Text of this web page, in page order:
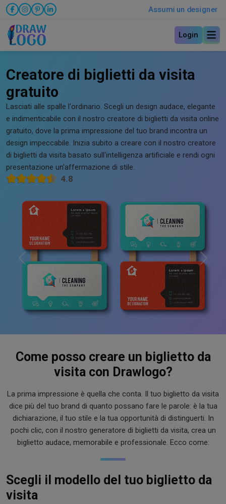
Assumi un designer
Login
Creatore di biglietti da visita
gratuito
Lasciati alle spalle l'ordinario. Scegli un design audace, elegante
e indimenticabile con il nostro creatore di biglietti da visita online
gratuito, dove la prima impressione del tuo brand incontra un
design impeccabile. Inizia subito a creare con il nostro creatore
di biglietti da visita basato sull'intelligenza artificiale e rendi ogni
presentazione un'affermazione di stile.
4.8
Previous Next
Come posso creare un biglietto da
visita con Drawlogo?
La prima impressione è quella che conta. Il tuo biglietto da visita
dice più del tuo brand di quanto possano fare le parole: è la tua
dichiarazione, il tuo stile e la tua opportunità di distinguerti. In
pochi clic, con il nostro generatore di biglietti da visita, crea un
biglietto audace, memorabile e professionale. Ecco come:
Scegli il modello del tuo biglietto da
visita